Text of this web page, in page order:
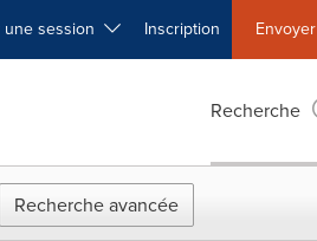
session Inscription Envoyer
Recherche
Recherche avancée